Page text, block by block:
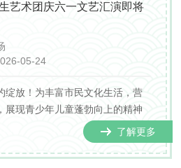
艺术团庆六一文艺汇演即将
05-24
绽放！为丰富市民文化生活，营
展现青少年儿童蓬勃向上的精神
彰显常德市文化馆中小学生艺术
。值此六一儿童节来临之际，常
质文化遗产保护中心）将重磅推
了解更多